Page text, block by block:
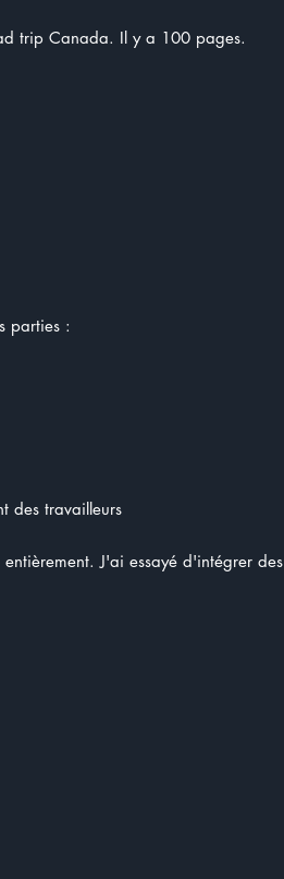
trip Canada. Il y a 100 pages.
parties :
des travailleurs
J'ai essayé d'intégrer des